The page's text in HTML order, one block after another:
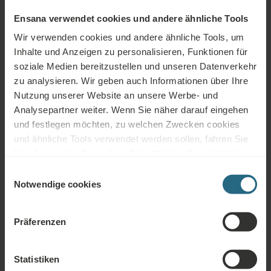
Ensana verwendet cookies und andere ähnliche Tools
Wir verwenden cookies und andere ähnliche Tools, um
Inhalte und Anzeigen zu personalisieren, Funktionen für
soziale Medien bereitzustellen und unseren Datenverkehr
zu analysieren. Wir geben auch Informationen über Ihre
Nutzung unserer Website an unsere Werbe- und
Analysepartner weiter. Wenn Sie näher darauf eingehen
und festlegen möchten, zu welchen Zwecken cookies
und ähnliche Tools verwendet werden sollen, fahren Sie
Schaltfläche „Alle aktivieren“ fort.
Notwendige cookies
Präferenzen
Statistiken
Dienstleistungen
WLAN Restaurant
Tagungsräume
Rezeption
Parkhaus
Parkplatz Behindertengerecht
Nicht-
Kostenlose Dienstleistungen
Kostenlose Nutzung des hoteleigenen Wellness- und